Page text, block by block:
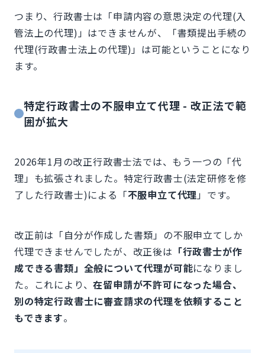
つまり、行政書士は「申請内容の意思決定の代理(入
管法上の代理)」はできませんが、「書類提出手続の
代理(行政書士法上の代理)」は可能ということになり
ます。
特定行政書士の不服申立て代理 - 改正法で範
囲が拡大
2026年1月の改正行政書士法では、もう一つの「代
理」も拡張されました。特定行政書士(法定研修を修
了した行政書士)による「不服申立て代理」です。
改正前は「自分が作成した書類」の不服申立てしか
代理できませんでしたが、改正後は 「行政書士が作
成できる書類」全般について代理が可能になりまし
た。これにより、在留申請が不許可になった場合、
別の特定行政書士に審査請求の代理を依頼すること
もできます。